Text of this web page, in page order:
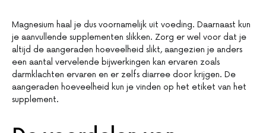
Magnesium haal je dus voornamelijk uit voeding. Daarnaast kun
je aanvullende supplementen slikken. Zorg er wel voor dat je
altijd de aangeraden hoeveelheid slikt, aangezien je anders
een aantal vervelende bijwerkingen kan ervaren zoals
darmklachten ervaren en er zelfs diarree door krijgen. De
aangeraden hoeveelheid kun je vinden op het etiket van het
supplement.